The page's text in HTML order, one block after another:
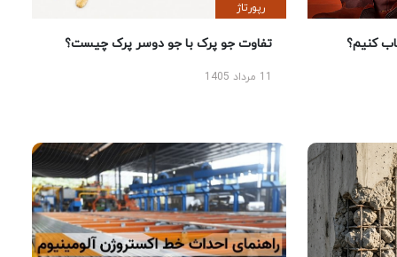
کنیم؟
رپورتاژ
تفاوت جو پرک با جو دوسر پرک چیست؟